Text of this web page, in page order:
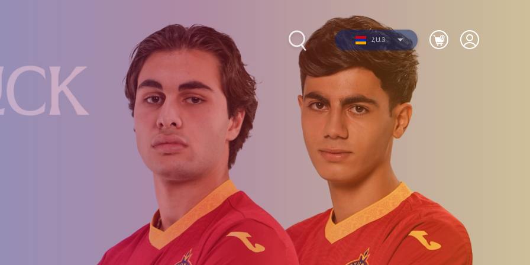
Ակադեմիայի
կառուցվածքը
Փյունիկ 2011-2
Փյունիկ 2012-1
Ընդունելություն 2012-
2021թթ. երեխաների
համար
Լուսանկարներ
Տեսանյութեր
ՀԱՅ